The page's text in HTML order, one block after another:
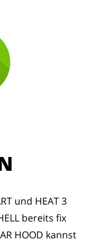
und HEAT 3
bereits fix
HOOD kannst